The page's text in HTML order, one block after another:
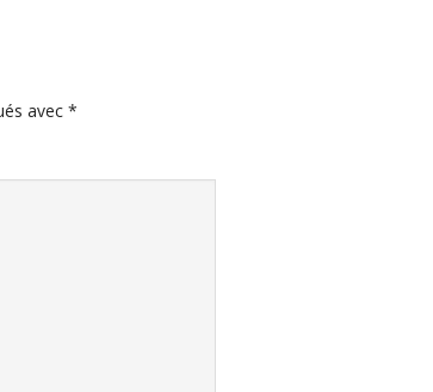
avec *